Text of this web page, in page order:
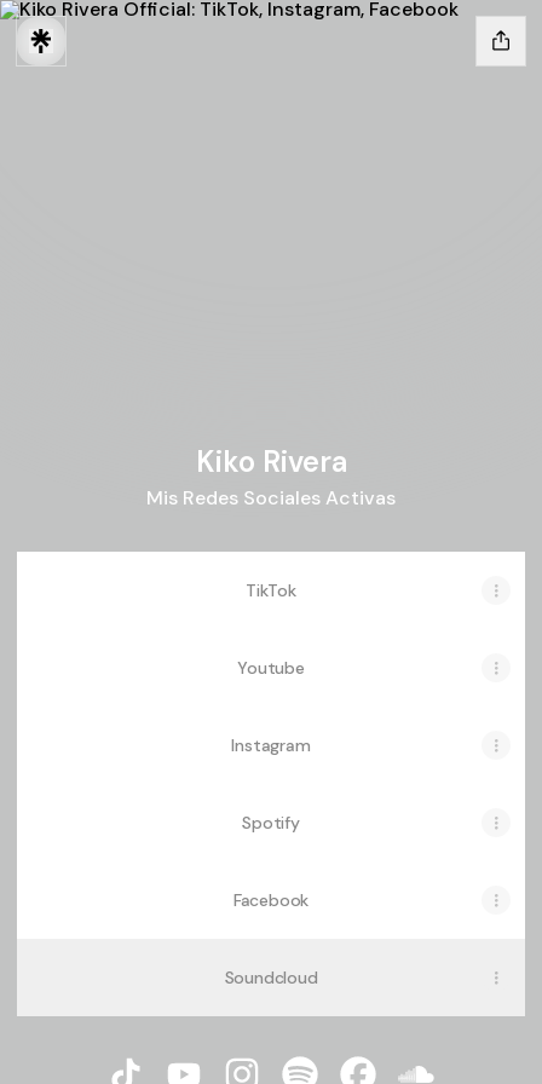
Kiko Rivera
Mis Redes Sociales Activas
TikTok
Youtube
Instagram
Spotify
Facebook
Soundcloud